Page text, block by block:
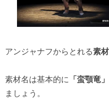
アンジャナフからとれる素材
素材名は基本的に 「蛮顎竜」
ましょう。